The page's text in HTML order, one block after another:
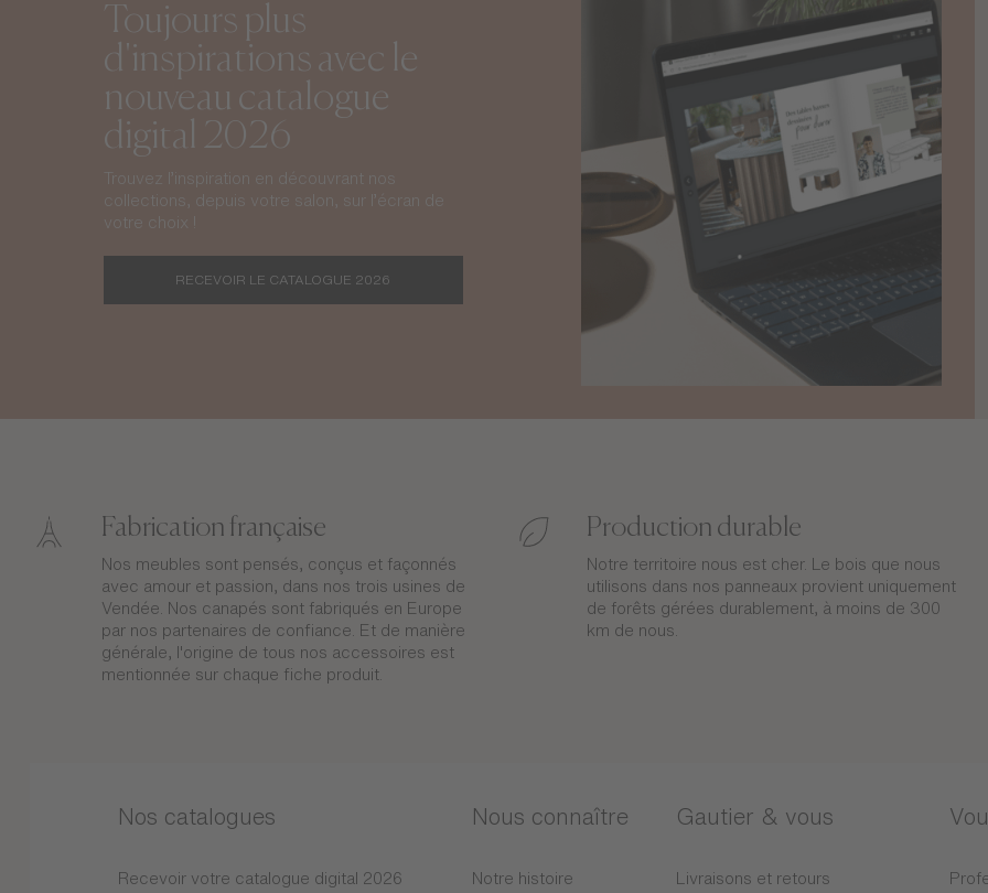
Toujours plus
d'inspirations avec le
nouveau catalogue
digital 2026
Trouvez l’inspiration en découvrant nos
collections, depuis votre salon, sur l’écran de
votre choix !
RECEVOIR LE CATALOGUE 2026
Fabrication française
Nos meubles sont pensés, conçus et façonnés
avec amour et passion, dans nos trois usines de
Vendée. Nos canapés sont fabriqués en Europe
par nos partenaires de confiance. Et de manière
générale, l'origine de tous nos accessoires est
mentionnée sur chaque fiche produit.
Production durable
Notre territoire nous est cher. Le bois que nous
utilisons dans nos panneaux provient uniquement
de forêts gérées durablement, à moins de 300
km de nous.
Nos catalogues
Recevoir votre catalogue digital 2026
Nous connaître
Notre histoire
Gautier & vous
Livraisons et retours